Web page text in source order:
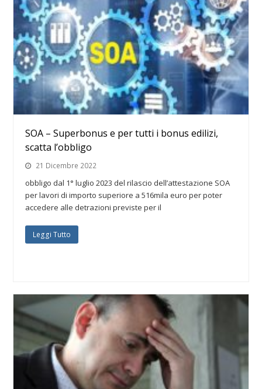
SOA – Superbonus e per tutti i bonus edilizi,
scatta l’obbligo
21 Dicembre 2022
obbligo dal 1° luglio 2023 del rilascio dell’attestazione SOA
per lavori di importo superiore a 516mila euro per poter
accedere alle detrazioni previste per il
Leggi Tutto